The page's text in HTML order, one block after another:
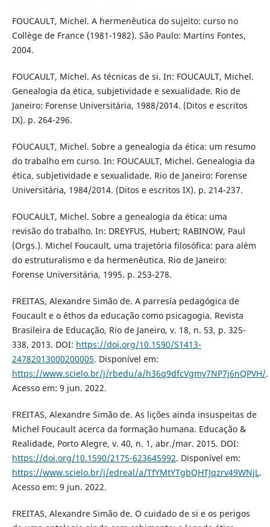
FOUCAULT, Michel. A hermenêutica do sujeito: curso no
Collège de France (1981-1982). São Paulo: Martins Fontes,
2004.
FOUCAULT, Michel. As técnicas de si. In: FOUCAULT, Michel.
Genealogia da ética, subjetividade e sexualidade. Rio de
Janeiro: Forense Universitária, 1988/2014. (Ditos e escritos
IX). p. 264-296.
FOUCAULT, Michel. Sobre a genealogia da ética: um resumo
do trabalho em curso. In: FOUCAULT, Michel. Genealogia da
ética, subjetividade e sexualidade. Rio de Janeiro: Forense
Universitária, 1984/2014. (Ditos e escritos IX). p. 214-237.
FOUCAULT, Michel. Sobre a genealogia da ética: uma
revisão do trabalho. In: DREYFUS, Hubert; RABINOW, Paul
(Orgs.). Michel Foucault, uma trajetória filosófica: para além
do estruturalismo e da hermenêutica. Rio de Janeiro:
Forense Universitária, 1995. p. 253-278.
FREITAS, Alexandre Simão de. A parresía pedagógica de
Foucault e o êthos da educação como psicagogia. Revista
Brasileira de Educação, Rio de Janeiro, v. 18, n. 53, p. 325-
338, 2013. DOI: https://doi.org/10.1590/S1413-
24782013000200005. Disponível em:
https://www.scielo.br/j/rbedu/a/h36q9dfcVgmy7NP7j6nQPVH/.
Acesso em: 9 jun. 2022.
FREITAS, Alexandre Simão de. As lições ainda insuspeitas de
Michel Foucault acerca da formação humana. Educação &
Realidade, Porto Alegre, v. 40, n. 1, abr./mar. 2015. DOI:
https://doi.org/10.1590/2175-623645992. Disponível em:
https://www.scielo.br/j/edreal/a/TfYMtYTgbQHTJqzrv49WNjL.
Acesso em: 9 jun. 2022.
FREITAS, Alexandre Simão de. O cuidado de si e os perigos